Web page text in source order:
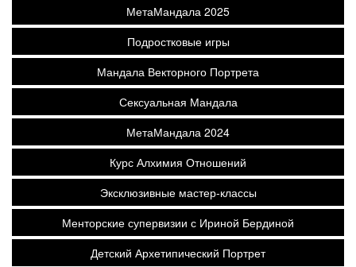
МетаМандала 2025
Подростковые игры
Мандала Векторного Портрета
Сексуальная Мандала
МетаМандала 2024
Курс Алхимия Отношений
Эксклюзивные мастер-классы
Менторские супервизии с Ириной Бердиной
Детский Архетипический Портрет